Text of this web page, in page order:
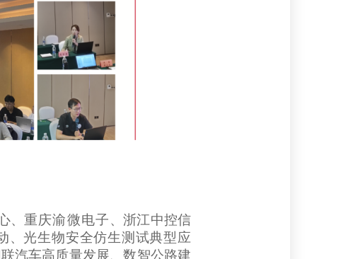
、重庆渝微电子、浙江中控信
、光生物安全仿生测试典型应
汽车高质量发展、数智公路建